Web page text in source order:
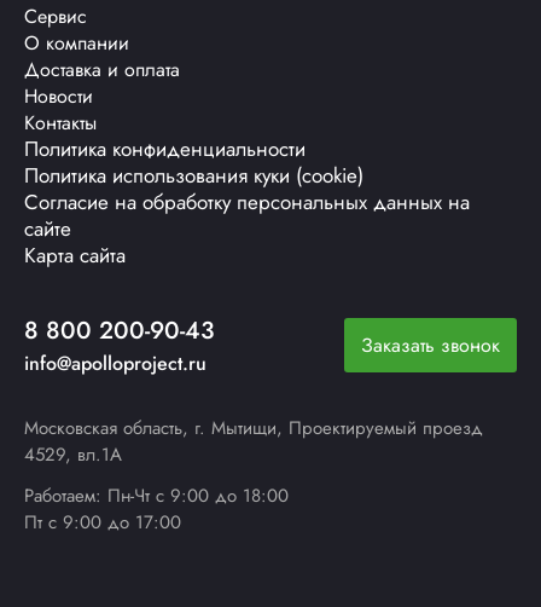
Сервис
О компании
Доставка и оплата
Новости
Контакты
Политика конфиденциальности
Политика использования куки (cookie)
Согласие на обработку персональных данных на
сайте
Карта сайта
8 800 200-90-43
info@apolloproject.ru
Заказать звонок
Московская область, г. Мытищи, Проектируемый проезд
4529, вл.1А
Работаем: Пн-Чт с 9:00 до 18:00
Пт с 9:00 до 17:00